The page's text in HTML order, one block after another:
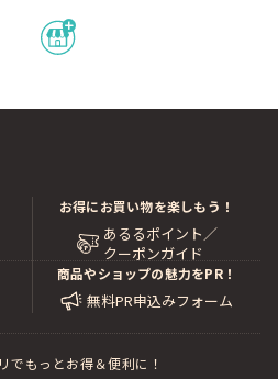
お得にお買い物を楽しもう！
あるるポイント／
クーポンガイド
商品やショップの魅力をPR！
無料PR申込みフォーム
でもっとお得＆便利に！